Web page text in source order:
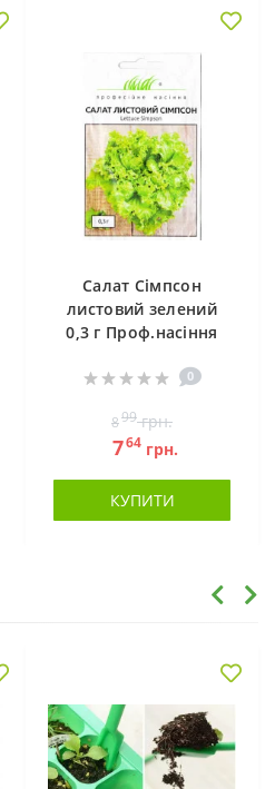
Салат Сімпсон
листовий зелений
0,3 г Проф.насіння
0
899грн.
764грн.
КУПИТИ